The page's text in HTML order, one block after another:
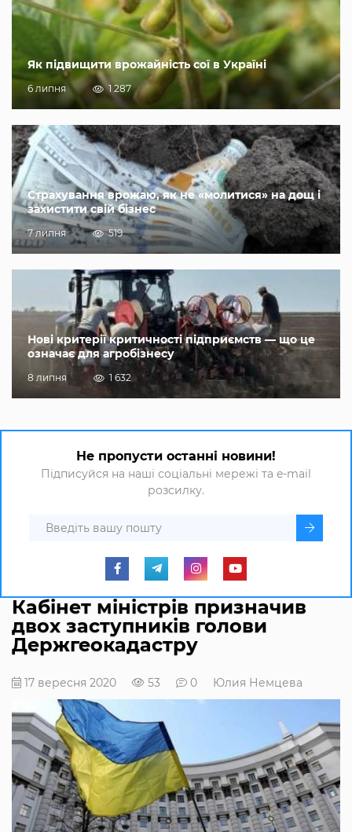
Як підвищити врожайність сої в Україні
6 липня 1 287
Страхування врожаю, як не «молитися» на дощ і
захистити свій бізнес
7 липня 519
Нові критерії критичності підприємств — що це
означає для агробізнесу
8 липня 1 632
Не пропусти останні новини!
Підписуйся на наші соціальні мережі та e-mail
розсилку.
Кабінет міністрів призначив
двох заступників голови
Держгеокадастру
17 вересня 2020 53 0 Юлия Немцева